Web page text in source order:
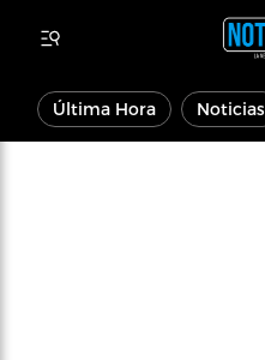
Última Hora Noticias